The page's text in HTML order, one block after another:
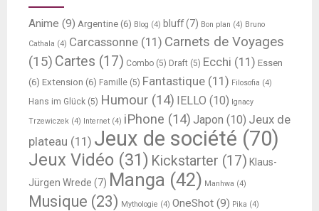
Anime (9) Argentine (6) Blog (4) bluff(7) Bon plan (4) Bruno
Cathala (4) Carcassonne (11) Carnets de Voyages
(15) Cartes (17) Combo (5) Draft (5) Ecchi (11) Essen
(6) Extension (6) Famille (5) Fantastique (11) Filosofia (4)
Hans im Glück (5) Humour (14) IELLO (10) Ignacy
Trzewiczek (4) Internet (4) iPhone (14) Japon (10) Jeux de
plateau (11) Jeux de société (70)
Jeux Vidéo (31) Kickstarter (17) Klaus-
Jürgen Wrede (7) Manga (42) Manhwa (4)
Musique (23) Mythologie (4) OneShot (9) Pika (4)